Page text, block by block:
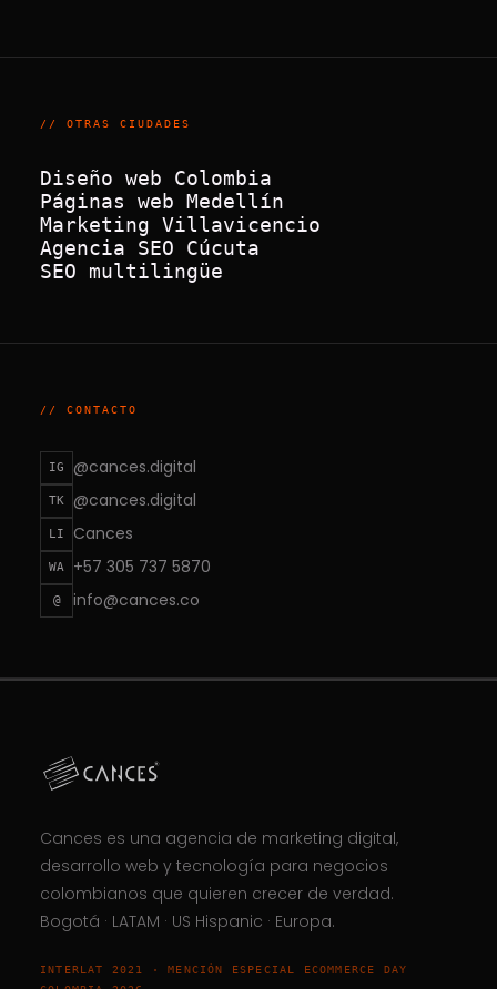
// OTRAS CIUDADES
Diseño web Colombia
Páginas web Medellín
Marketing Villavicencio
Agencia SEO Cúcuta
SEO multilingüe
// CONTACTO
IG @cances.digital
TK @cances.digital
LI Cances
WA +57 305 737 5870
@ info@cances.co
Cances es una agencia de marketing digital,
desarrollo web y tecnología para negocios
colombianos que quieren crecer de verdad.
Bogotá · LATAM · US Hispanic · Europa.
INTERLAT 2021 · MENCIÓN ESPECIAL ECOMMERCE DAY